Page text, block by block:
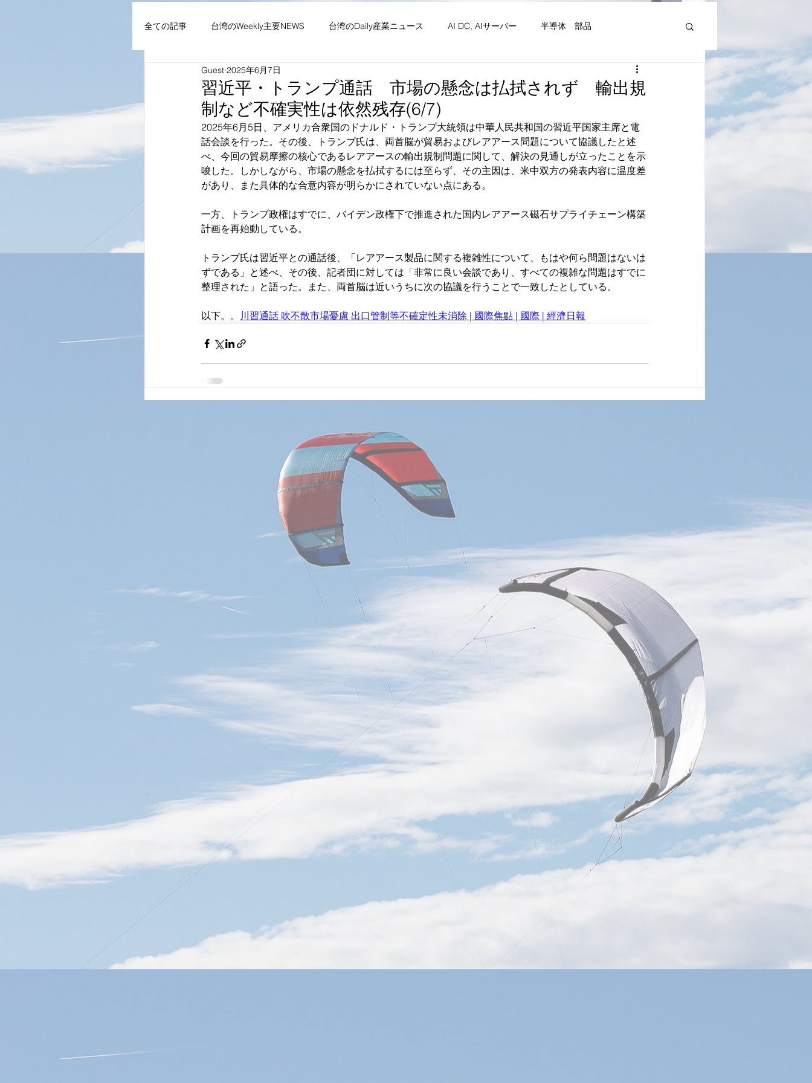
全ての記事 台湾のWeekly主要NEWS 台湾のDaily産業ニュース AI DC, AIサーバー 半導体 部品
AIoT・通信機器・ネットワーク
企業・組織 NEWS・社会文化・イベント等 竹竹苗縣市 台湾生活（投稿） 台湾Art&Artist 日本文化
習近平・トランプ通話 市場の懸念は払拭されず 輸出規
制など不確実性は依然残存(6/7)
Guest 2025年6月7日
2025年6月5日、アメリカ合衆国のドナルド・トランプ大統領は中華人民共和国の習近平国家主席と電
話会談を行った。その後、トランプ氏は、両首脳が貿易およびレアアース問題について協議したと述
べ、今回の貿易摩擦の核心であるレアアースの輸出規制問題に関して、解決の見通しが立ったことを示
唆した。しかしながら、市場の懸念を払拭するには至らず、その主因は、米中双方の発表内容に温度差
があり、また具体的な合意内容が明らかにされていない点にある。
一方、トランプ政権はすでに、バイデン政権下で推進された国内レアアース磁石サプライチェーン構築
計画を再始動している。
トランプ氏は習近平との通話後、「レアアース製品に関する複雑性について、もはや何ら問題はないは
ずである」と述べ、その後、記者団に対しては「非常に良い会談であり、すべての複雑な問題はすでに
整理された」と語った。また、両首脳は近いうちに次の協議を行うことで一致したとしている。
以下。。 川習通話 吹不散市場憂慮 出口管制等不確定性未消除 | 國際焦點 | 國際 | 經濟日報